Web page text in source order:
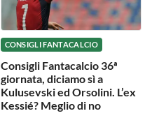
CONSIGLI FANTACALCIO
Consigli Fantacalcio 36ª
giornata, diciamo sì a
Kulusevski ed Orsolini. L’ex
Kessié? Meglio di no